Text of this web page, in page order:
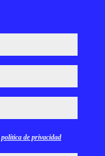
política de privacidad